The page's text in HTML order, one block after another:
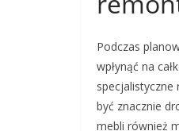
Podczas
wpłynąć na
specjalistyczne
być znacznie
mebli również